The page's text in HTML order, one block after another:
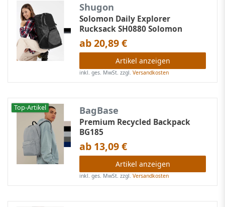
Shugon
Solomon Daily Explorer
Rucksack SH0880 Solomon
ab 20,89 €
Artikel anzeigen
inkl. ges. MwSt. zzgl.Versandkosten
Top-Artikel BagBase
Premium Recycled Backpack
BG185
ab 13,09 €
Artikel anzeigen
inkl. ges. MwSt. zzgl.Versandkosten